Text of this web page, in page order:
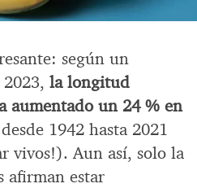
según un
la longitud
aumentado un 24 % en
desde 1942 hasta 2021
vivos!). Aun así, solo la
afirman estar